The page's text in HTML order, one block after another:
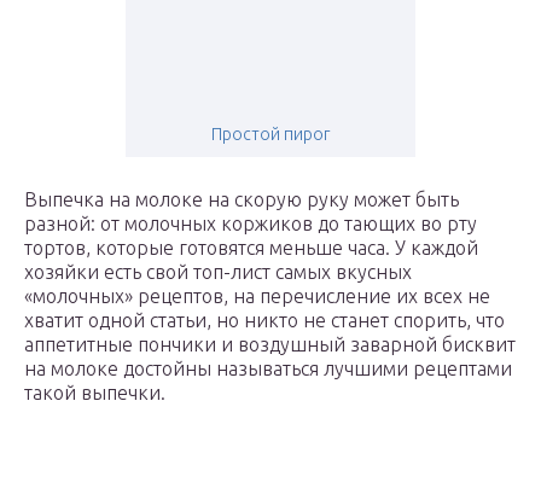
Простой пирог
Выпечка на молоке на скорую руку может быть
разной: от молочных коржиков до тающих во рту
тортов, которые готовятся меньше часа. У каждой
хозяйки есть свой топ-лист самых вкусных
«молочных» рецептов, на перечисление их всех не
хватит одной статьи, но никто не станет спорить, что
аппетитные пончики и воздушный заварной бисквит
на молоке достойны называться лучшими рецептами
такой выпечки.